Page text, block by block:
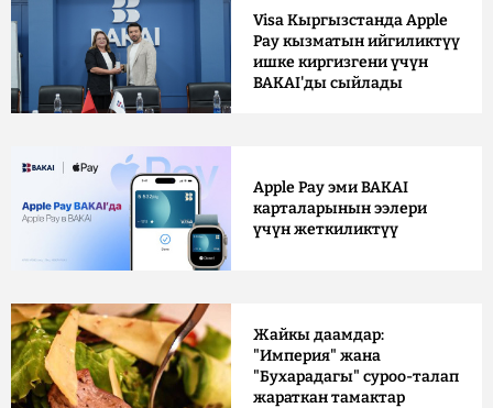
Visa Кыргызстанда Apple
Pay кызматын ийгиликтүү
ишке киргизгени үчүн
BAKAI'ды сыйлады
Apple Pay эми BAKAI
карталарынын ээлери
үчүн жеткиликтүү
Жайкы даамдар:
"Империя" жана
"Бухарадагы" суроо-талап
жараткан тамактар